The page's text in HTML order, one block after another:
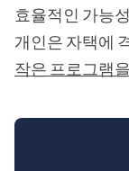
효율적인 가능
개인은 자택에
작은 프로그램